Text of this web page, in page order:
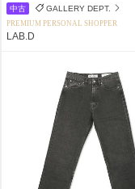
中古 GALLERY DEPT.
PREMIUM PERSONAL SHOPPER
LAB.D